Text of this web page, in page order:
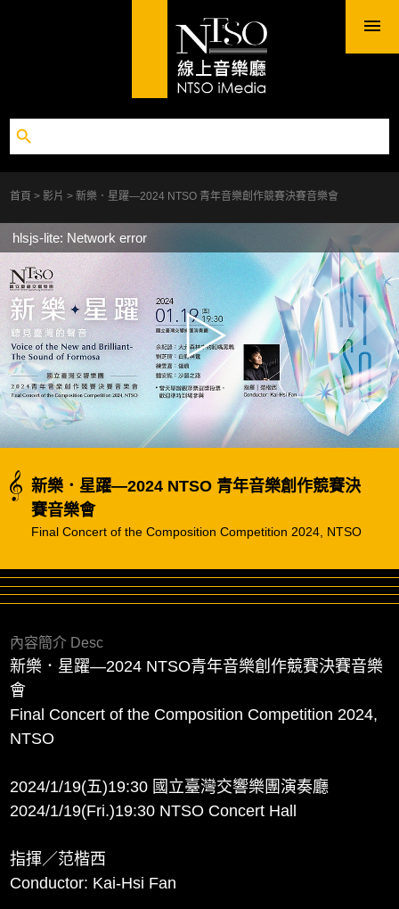
首頁 影片 新樂．星躍—2024 NTSO 青年音樂創作競賽決賽音樂會
hlsjs-lite: Network error
新樂．星躍—2024 NTSO 青年音樂創作競賽決
賽音樂會
Final Concert of the Composition Competition 2024, NTSO
內容簡介 Desc
新樂．星躍—2024 NTSO青年音樂創作競賽決賽音樂
會
Final Concert of the Composition Competition 2024,
NTSO
2024/1/19(五)19:30 國立臺灣交響樂團演奏廳
2024/1/19(Fri.)19:30 NTSO Concert Hall
指揮／范楷西
Conductor: Kai-Hsi Fan